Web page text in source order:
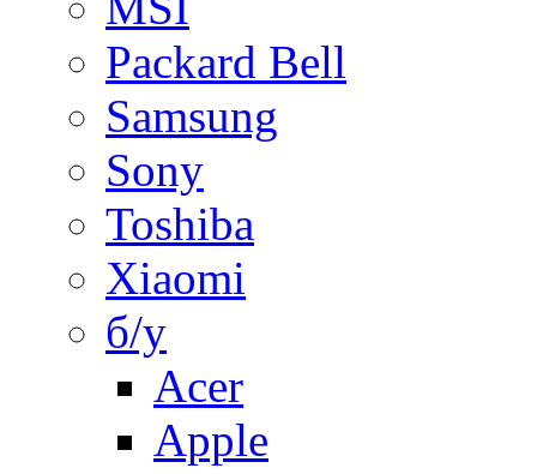
Packard Bell
Samsung
Sony
Toshiba
Xiaomi
б/у
Acer
Apple